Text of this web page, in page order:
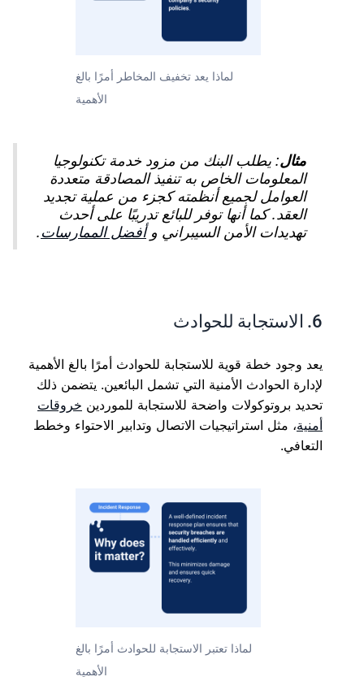
لماذا يعد تخفيف المخاطر أمرًا بالغ
الأهمية
مثال: يطلب البنك من مزود خدمة تكنولوجيا
المعلومات الخاص به تنفيذ المصادقة متعددة
العوامل لجميع أنظمته كجزء من عملية تجديد
العقد. كما أنها توفر للبائع تدريبًا على أحدث
تهديدات الأمن السيبراني وأفضل الممارسات.
6. الاستجابة للحوادث
يعد وجود خطة قوية للاستجابة للحوادث أمرًا بالغ الأهمية
لإدارة الحوادث الأمنية التي تشمل البائعين. يتضمن ذلك
تحديد بروتوكولات واضحة للاستجابة للموردين خروقات
أمنية، مثل استراتيجيات الاتصال وتدابير الاحتواء وخطط
التعافي.
لماذا تعتبر الاستجابة للحوادث أمرًا بالغ
الأهمية